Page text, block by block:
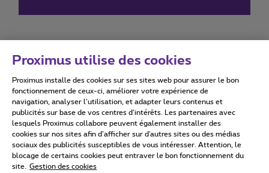
Conditions d'utilisation Accessibility statement
Tous droits réservés. © 2026
Conditions générales, info consommateur
Proximus utilise des cookies
Proximus installe des cookies sur ses sites web pour assurer le bon
fonctionnement de ceux-ci, améliorer votre expérience de
navigation, analyser l’utilisation, et adapter leurs contenus et
publicités sur base de vos centres d’intérêts. Les partenaires avec
lesquels Proximus collabore peuvent également installer des
cookies sur nos sites afin d’afficher sur d'autres sites ou des médias
sociaux des publicités susceptibles de vous intéresser. Attention, le
blocage de certains cookies peut entraver le bon fonctionnement du
site.
Gestion des cookies